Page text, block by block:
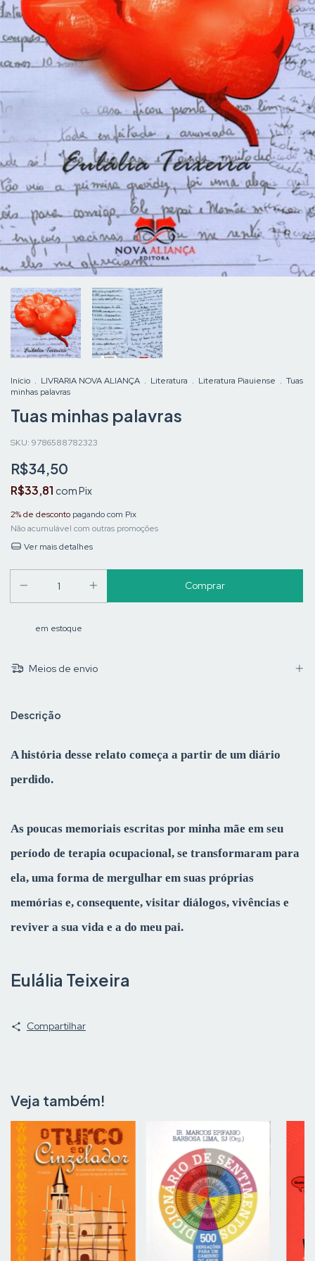
Início . LIVRARIA NOVA ALIANÇA . Literatura . Literatura Piauiense . Tuas
minhas palavras
Tuas minhas palavras
SKU: 9786588782323
R$34,50
R$33,81 comPix
2% de desconto pagando com Pix
Não acumulável com outras promoções
Ver mais detalhes
em estoque
Meios de envio
Descrição
A história desse relato começa a partir de um diário
perdido.
As poucas memoriais escritas por minha mãe em seu
período de terapia ocupacional, se transformaram para
ela, uma forma de mergulhar em suas próprias
memórias e, consequente, visitar diálogos, vivências e
reviver a sua vida e a do meu pai.
Eulália Teixeira
Compartilhar
Veja também!